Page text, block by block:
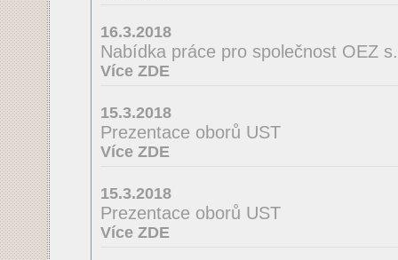
16.3.2018
Nabídka práce pro společnost OEZ
Více ZDE
15.3.2018
Prezentace oborů UST
Více ZDE
15.3.2018
Prezentace oborů UST
Více ZDE